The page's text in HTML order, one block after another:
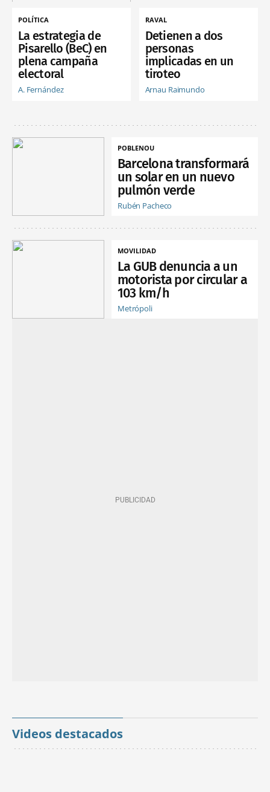
POLÍTICA
La estrategia de
Pisarello (BeC) en
plena campaña
electoral
A. Fernández
RAVAL
Detienen a dos
personas
implicadas en un
tiroteo
Arnau Raimundo
POBLENOU
Barcelona transformará
un solar en un nuevo
pulmón verde
Rubén Pacheco
MOVILIDAD
La GUB denuncia a un
motorista por circular a
103 km/h
Metrópoli
Videos destacados